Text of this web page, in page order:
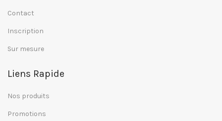
Contact
Inscription
Sur mesure
Liens Rapide
Nos produits
Promotions